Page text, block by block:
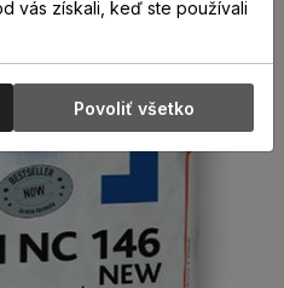
vás získali, keď ste používali
Povoliť všetko